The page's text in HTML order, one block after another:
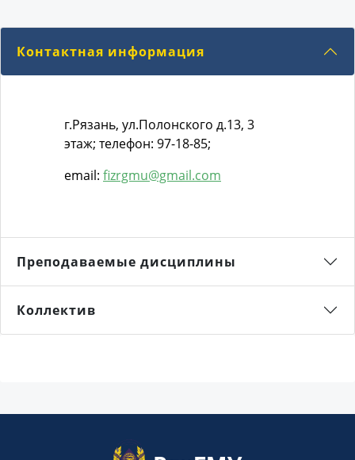
Контактная информация
г.Рязань, ул.Полонского д.13, 3
этаж; телефон: 97-18-85;
email: fizrgmu@gmail.com
Преподаваемые дисциплины
Коллектив